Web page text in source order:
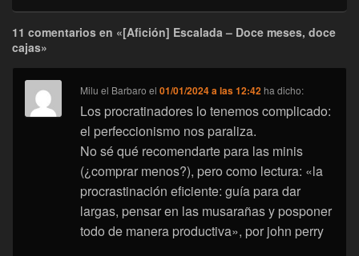
11 comentarios en «[Afición] Escalada – Doce meses, doce
cajas»
Milu el Barbaro el01/01/2024 a las 12:42 ha dicho:
Los procratinadores lo tenemos complicado:
el perfeccionismo nos paraliza.
No sé qué recomendarte para las minis
(¿comprar menos?), pero como lectura: «la
procrastinación eficiente: guía para dar
largas, pensar en las musarañas y posponer
todo de manera productiva», por john perry